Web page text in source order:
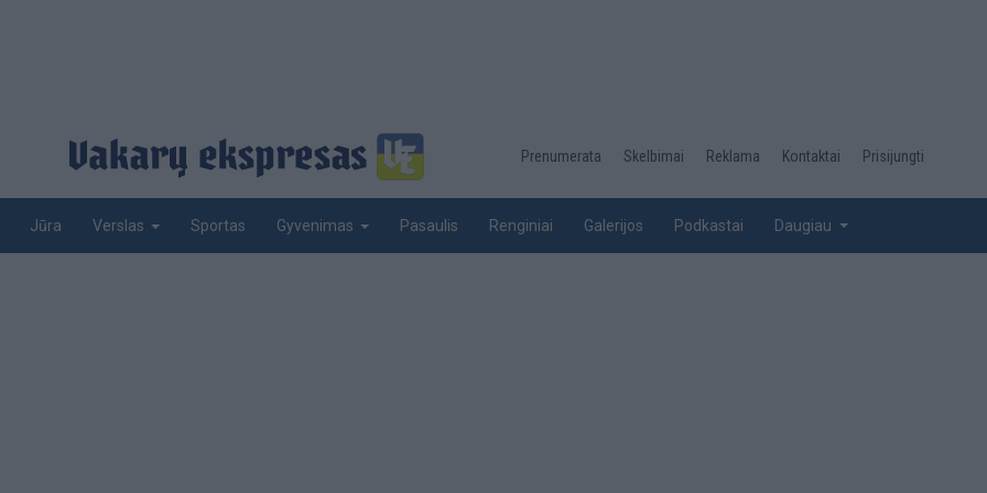
Desktop
top
Prenumerata Skelbimai Reklama Kontaktai Prisijungti
Jūra Verslas Sportas Gyvenimas Pasaulis Renginiai Galerijos Podkastai Daugiau